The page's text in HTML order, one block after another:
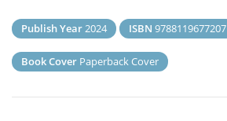
Publish Year2024 ISBN 9788119677207
Book Cover Paperback Cover